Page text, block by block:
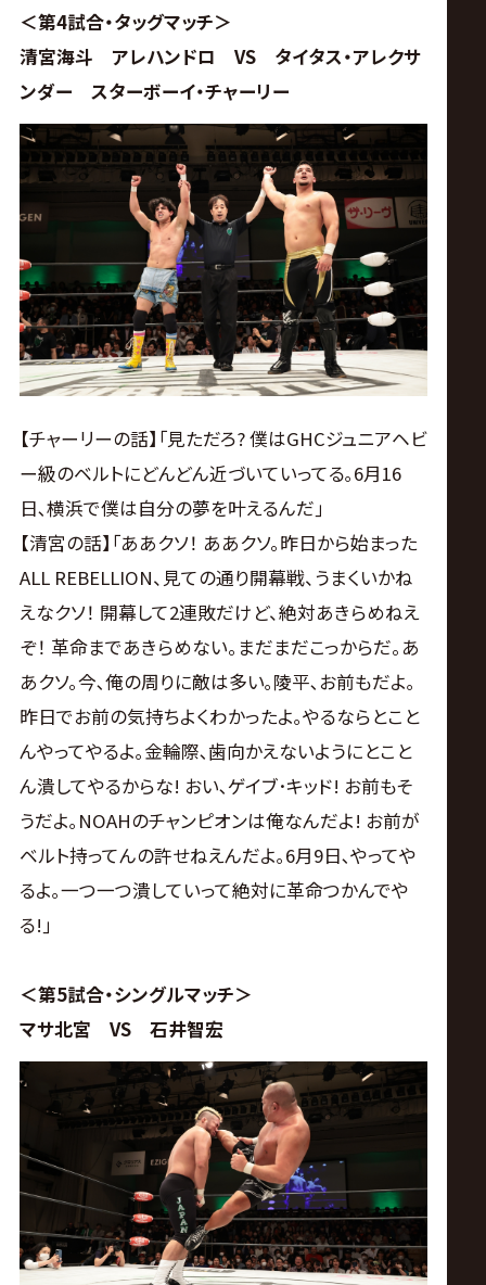
＜第4試合・タッグマッチ＞
清宮海斗 アレハンドロ VS タイタス・アレクサ
ンダー スターボーイ・チャーリー
【チャーリーの話】｢見ただろ? 僕はGHCジュニアヘビ
ー級のベルトにどんどん近づいていってる｡6月16
日､横浜で僕は自分の夢を叶えるんだ｣
【清宮の話】｢ああクソ！ ああクソ。昨日から始まった
ALL REBELLION、見ての通り開幕戦、うまくいかね
えなクソ！ 開幕して2連敗だけど、絶対あきらめねえ
ぞ！ 革命まであきらめない。まだまだこっからだ。あ
あクソ。今､俺の周りに敵は多い｡陵平､お前もだよ｡
昨日でお前の気持ちよくわかったよ｡やるならとこと
んやってやるよ｡金輪際､歯向かえないようにとこと
ん潰してやるからな! おい､ゲイブ･キッド! お前もそ
うだよ｡NOAHのチャンピオンは俺なんだよ! お前が
ベルト持ってんの許せねえんだよ｡6月9日､やってや
るよ｡一つ一つ潰していって絶対に革命つかんでや
る!｣
＜第5試合・シングルマッチ＞
マサ北宮 VS 石井智宏